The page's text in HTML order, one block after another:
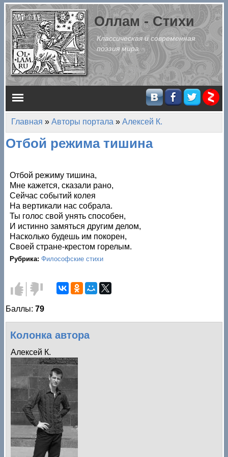
Перейти к основному содержанию
Оллам - Стихи
Классическая и современная
поэзия мира
Главное меню
Вы здесь
Главная » Авторы портала » Алексей К.
Отбой режима тишина
Отбой режиму тишина,
Мне кажется, сказали рано,
Сейчас событий колея
На вертикали нас собрала.
Ты голос свой унять способен,
И истинно замяться другим делом,
Насколько будешь им покорен,
Своей стране-крестом горелым.
Рубрика:Философские стихи
Голос
за!
Голос
против!
Баллы:79
Колонка автора
Алексей К.